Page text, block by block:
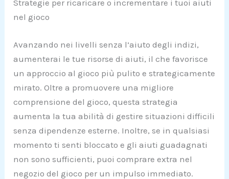
Strategie per ricaricare o incrementare i tuoi aiuti
nel gioco
Avanzando nei livelli senza l’aiuto degli indizi,
aumenterai le tue risorse di aiuti, il che favorisce
un approccio al gioco più pulito e strategicamente
mirato. Oltre a promuovere una migliore
comprensione del gioco, questa strategia
aumenta la tua abilità di gestire situazioni difficili
senza dipendenze esterne. Inoltre, se in qualsiasi
momento ti senti bloccato e gli aiuti guadagnati
non sono sufficienti, puoi comprare extra nel
negozio del gioco per un impulso immediato.